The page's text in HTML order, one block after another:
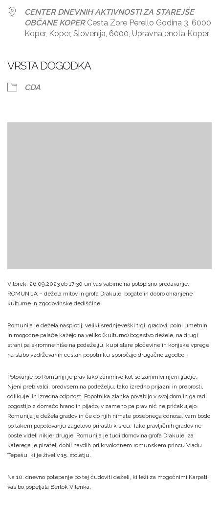
CENTER DNEVNIH AKTIVNOSTI ZA STAREJŠE
OBČANE KOPERCesta Zore Perello Godina 3, 6000
Koper, Koper, Slovenija, 6000, Upravna enota Koper
VRSTA DOGODKA
CDA
V torek, 26.09.2023 ob 17:30 uri vas vabimo na potopisno predavanje,
ROMUNIJA – dežela mitov in grofa Drakule, bogate in dobro ohranjene
kulturne in zgodovinske dediščine.
Romunija je dežela nasprotij; veliki srednjeveški trgi, gradovi, polni umetnin
in mogočne palače kažejo na veliko (kulturno) bogastvo dežele, na drugi
strani pa skromne hiše na podeželju, kupi stare pločevine in konjske vprege
na slabo vzdrževanih cestah popotniku sporočajo drugačno zgodbo.
Potovanje po Romuniji je prav tako zanimivo kot so zanimivi njeni ljudje.
Njeni prebivalci, predvsem na podeželju, tako izredno prijazni in preprosti,
odlikuje jih izredna odprtost. Popotnika zlahka povabijo v svoj dom in ga radi
pogostijo z domačo hrano in pijačo, v zameno pa prav nič ne pričakujejo.
Romunija je dežela gradov in če do njih nimate posebnega odnosa, vam bodo
po takem popotovanju zagotovo prirastli k srcu. Tako pravljičnih gradov ne
boste videli nikjer drugje. Romunija je tudi domovina grofa Drakule, za
katerega je pisatelj dobil navdih pri krvoločnem romunskem princu Vladu
Tepešu, ki je živel v 15. stoletju.
Na 10. dnevno potepanje po tej čudoviti deželi, ki leži za mogočnimi Karpati,
vas bo popeljala Bertok Vilenka.